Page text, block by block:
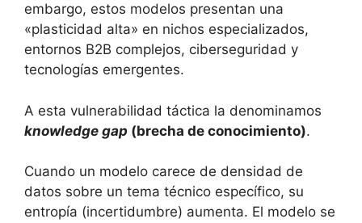
embargo, estos modelos presentan una
«plasticidad alta» en nichos especializados,
entornos B2B complejos, ciberseguridad y
tecnologías emergentes.
A esta vulnerabilidad táctica la denominamos
knowledge gap (brecha de conocimiento).
Cuando un modelo carece de densidad de
datos sobre un tema técnico específico, su
entropía (incertidumbre) aumenta. El modelo se